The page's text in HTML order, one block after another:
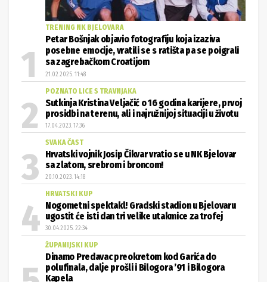
TRENING NK BJELOVARA
Petar Bošnjak objavio fotografiju koja izaziva
posebne emocije, vratili se s ratišta pa se poigrali
sa zagrebačkom Croatijom
21.02.2025. 11:48
POZNATO LICE S TRAVNJAKA
Sutkinja Kristina Veljačić o 16 godina karijere, prvoj
prosidbi na terenu, ali i najružnijoj situaciji u životu
17.04.2023. 17:36
SVAKA ČAST
Hrvatski vojnik Josip Čikvar vratio se u NK Bjelovar
sa zlatom, srebrom i broncom!
20.10.2023. 14:18
HRVATSKI KUP
Nogometni spektakl! Gradski stadion u Bjelovaru
ugostit će isti dan tri velike utakmice za trofej
30.04.2025. 22:34
ŽUPANIJSKI KUP
Dinamo Predavac preokretom kod Garića do
polufinala, dalje prošli i Bilogora ’91 i Bilogora
Kapela